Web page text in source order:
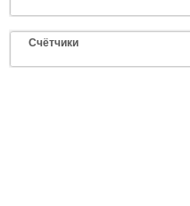
Счётчики